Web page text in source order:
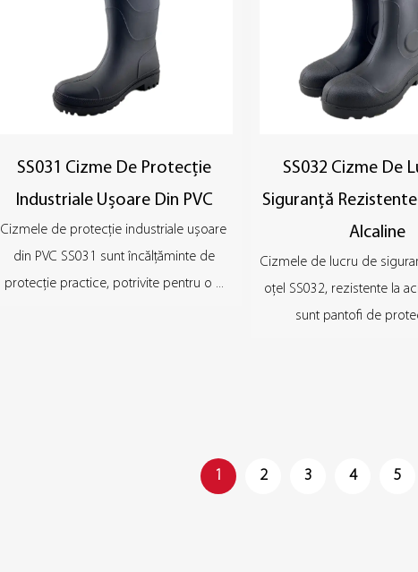
SS031 Cizme De Protecție
Industriale Ușoare Din PVC
Cizmele de protecție industriale ușoare
din PVC SS031 sunt încălțăminte de
protecție practice, potrivite pentru o ...
SS032 Cizme De
Siguranță Rezistente
Alcaline
Cizmele de lucru de
oțel SS032, rezistente la
sunt pantofi de
1 2 3 4 5